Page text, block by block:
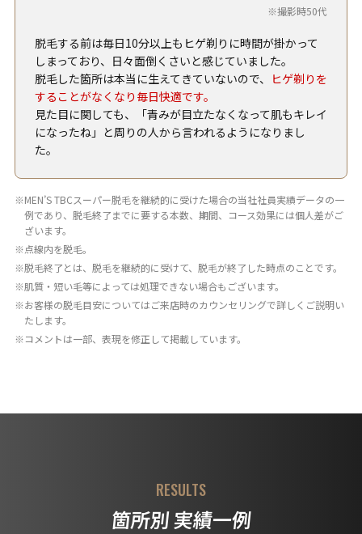
撮影時50代
脱毛する前は毎日10分以上もヒゲ剃りに時間が掛かって
しまっており、日々面倒くさいと感じていました。
脱毛した箇所は本当に生えてきていないので、
ヒゲ剃りを
することがなくなり毎日快適です。
見た目に関しても、「青みが目立たなくなって肌もキレイ
になったね」と周りの人から言われるようになりまし
た。
MEN’S TBCスーパー脱毛を継続的に受けた場合の当社社員実績データの一
例であり、脱毛終了までに要する本数、期間、コース効果には個人差がご
ざいます。
点線内を脱毛。
脱毛終了とは、脱毛を継続的に受けて、脱毛が終了した時点のことです。
肌質・短い毛等によっては処理できない場合もございます。
お客様の脱毛目安についてはご来店時のカウンセリングで詳しくご説明い
たします。
コメントは一部、表現を修正して掲載しています。
RESULTS
箇所別 実績一例